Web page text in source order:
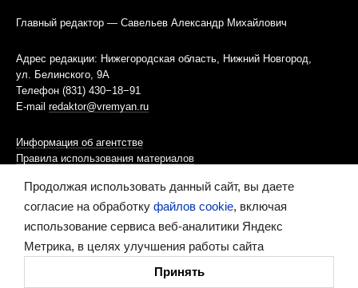
Главный редактор — Савельев Александр Михайлович
Адрес редакции: Нижегородская область, Нижний Новгород,
ул. Белинского, 9А
Телефон (831) 430−18−91
E-mail redaktor@vremyan.ru
Информация об агентстве
Правила использования материалов
Информационная политика использования «cookies»-файлов
Ресурс содержит материалы 16+
Продолжая использовать данный сайт, вы даете
согласие на обработку файлов cookie, включая
использование сервиса веб-аналитики Яндекс
Метрика, в целях улучшения работы сайта
Принять